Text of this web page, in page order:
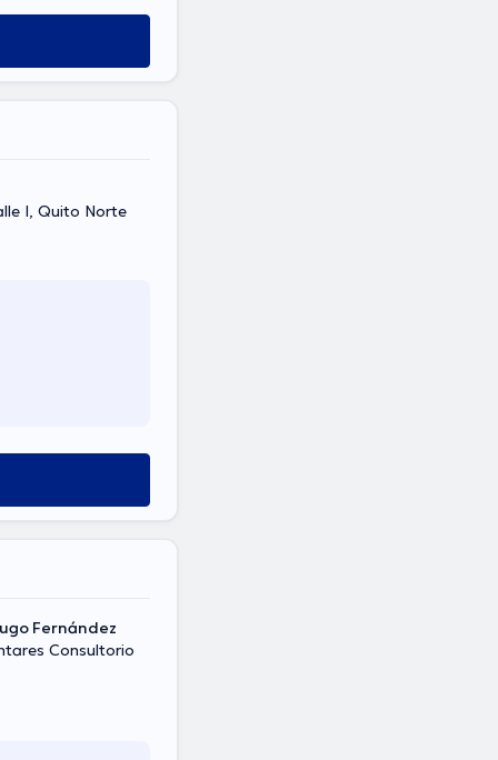
I, Quito Norte
Fernández
Consultorio